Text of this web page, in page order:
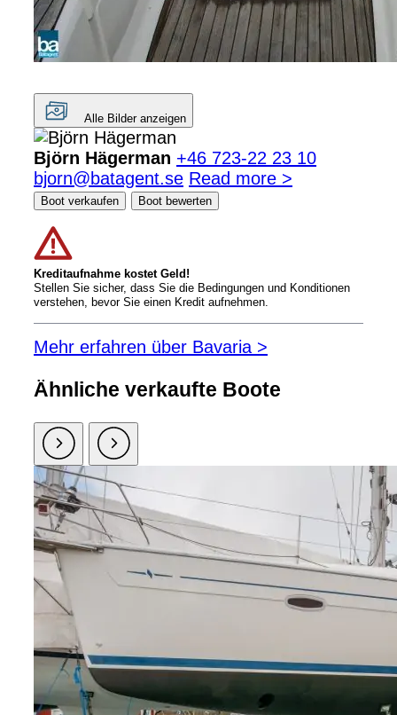
Alle Bilder anzeigen
Björn Hägerman +46 723-22 23 10
bjorn@batagent.se Read more >
Boot verkaufen Boot bewerten
Kreditaufnahme kostet Geld!
Stellen Sie sicher, dass Sie die Bedingungen und Konditionen
verstehen, bevor Sie einen Kredit aufnehmen.
Mehr erfahren über Bavaria >
Ähnliche verkaufte Boote